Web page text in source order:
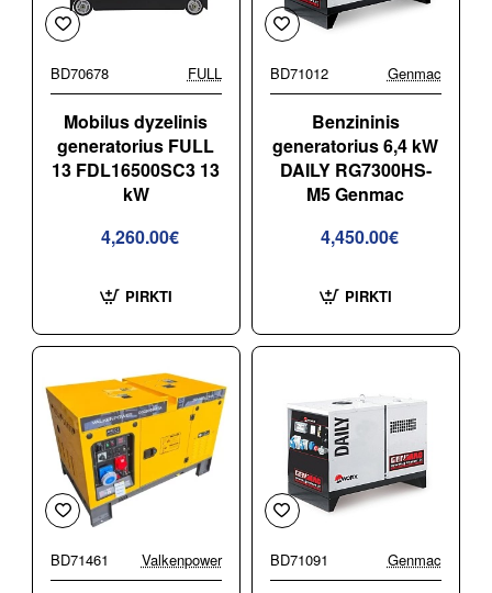
BD70678 FULL
Mobilus dyzelinis
generatorius FULL
13 FDL16500SC3 13
kW
4,260.00€
PIRKTI
BD71012 Genmac
Benzininis
generatorius 6,4 kW
DAILY RG7300HS-
M5 Genmac
4,450.00€
PIRKTI
BD71461 Valkenpower BD71091 Genmac